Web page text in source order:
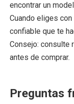
encontrar un
Cuando eliges
confiable que te
Consejo: consulte
antes de comprar.
Preguntas